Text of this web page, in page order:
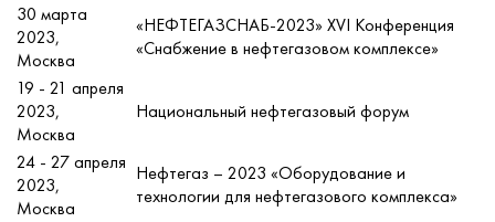
30 марта
2023,
Москва
«НЕФТЕГАЗСНАБ-2023» XVI Конференция
«Снабжение в нефтегазовом комплексе»
19 - 21 апреля
2023,
Москва
Национальный нефтегазовый форум
24 - 27 апреля
2023,
Москва
Нефтегаз – 2023 «Оборудование и
технологии для нефтегазового комплекса»